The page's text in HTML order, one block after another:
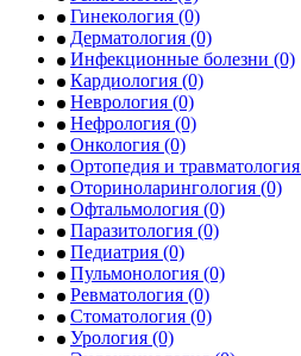
Гинекология (0)
Дерматология (0)
Инфекционные болезни (0)
Кардиология (0)
Неврология (0)
Нефрология (0)
Онкология (0)
Ортопедия и травматология
Оториноларингология (0)
Офтальмология (0)
Паразитология (0)
Педиатрия (0)
Пульмонология (0)
Ревматология (0)
Стоматология (0)
Урология (0)